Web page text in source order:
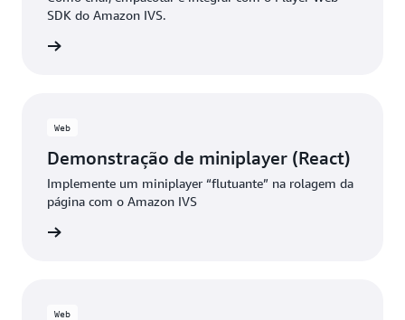
SDK do Amazon IVS.
Web
Demonstração de miniplayer (React)
Implemente um miniplayer “flutuante” na rolagem da
página com o Amazon IVS
Web